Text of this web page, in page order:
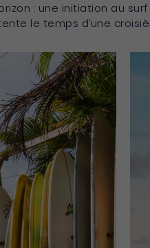
: une initiation au surf
le temps d’une